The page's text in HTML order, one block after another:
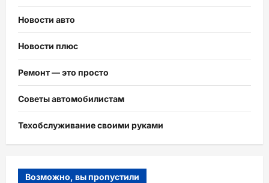
Новости авто
Новости плюс
Ремонт — это просто
Советы автомобилистам
Техобслуживание своими руками
Возможно, вы пропустили